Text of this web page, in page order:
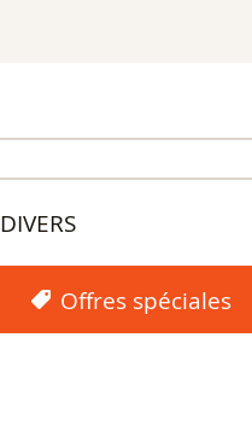
DIVERS
Offres spéciales